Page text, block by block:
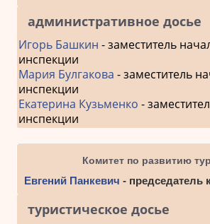
административное досье
Игорь Башкин - заместитель
инспекции
Мария Булгакова - заместитель
инспекции
Екатерина Кузьменко -
инспекции
Комитет по развитию
Евгений Панкевич - председатель
туристическое досье